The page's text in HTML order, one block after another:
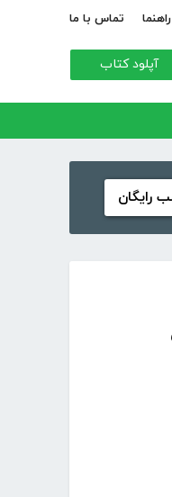
راهنما تماس با ما
آپلود کتاب
رایگان